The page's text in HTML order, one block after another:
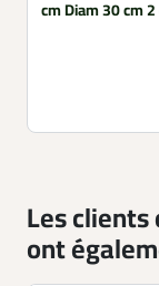
cm Diam 30 cm
Les
ont